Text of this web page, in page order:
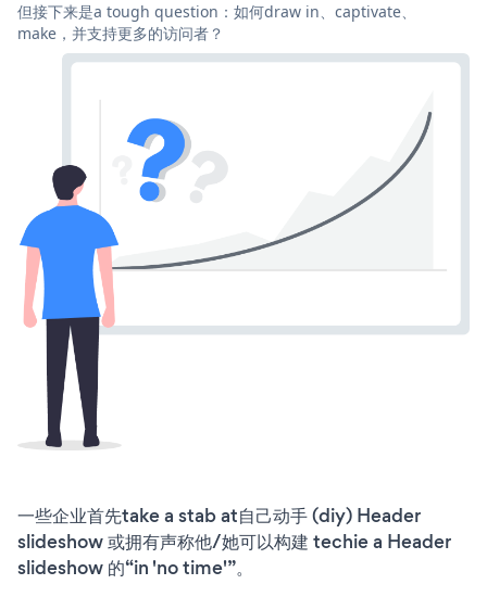
但接下来是a tough question：如何draw in、captivate、
make，并支持更多的访问者？
一些企业首先take a stab at自己动手 (diy) Header
slideshow 或拥有声称他/她可以构建 techie a Header
slideshow 的“in 'no time'”。